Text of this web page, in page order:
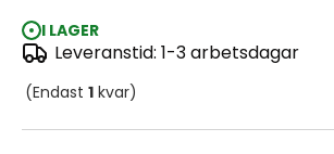
I LAGER
Leveranstid: 1-3 arbetsdagar
(Endast 1 kvar)